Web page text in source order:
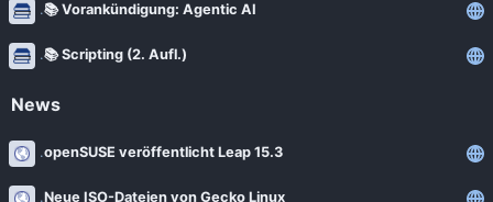
📚 Vorankündigung: Agentic AI
📚 Scripting (2. Aufl.)
News
openSUSE veröffentlicht Leap 15.3
Neue ISO-Dateien von Gecko Linux